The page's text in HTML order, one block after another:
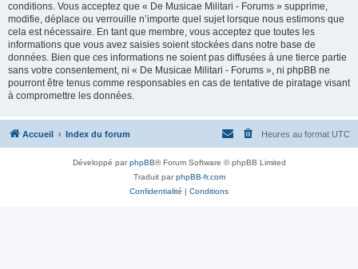
conditions. Vous acceptez que « De Musicae Militari - Forums » supprime,
modifie, déplace ou verrouille n’importe quel sujet lorsque nous estimons que
cela est nécessaire. En tant que membre, vous acceptez que toutes les
informations que vous avez saisies soient stockées dans notre base de
données. Bien que ces informations ne soient pas diffusées à une tierce partie
sans votre consentement, ni « De Musicae Militari - Forums », ni phpBB ne
pourront être tenus comme responsables en cas de tentative de piratage visant
à compromettre les données.
Accueil Index du forum Heures au format UTC
Développé parphpBB® Forum Software © phpBB Limited
Traduit parphpBB-fr.com
Confidentialité | Conditions